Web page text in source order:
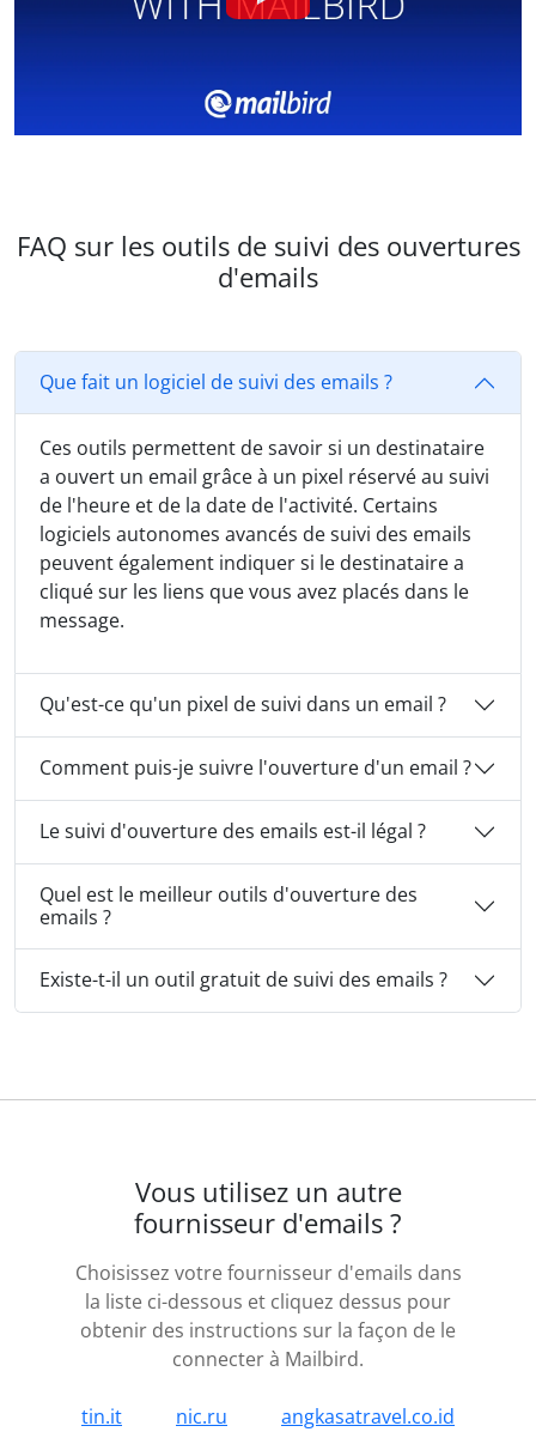
FAQ sur les outils de suivi des ouvertures
d'emails
Que fait un logiciel de suivi des emails ?
Ces outils permettent de savoir si un destinataire
a ouvert un email grâce à un pixel réservé au suivi
de l'heure et de la date de l'activité. Certains
logiciels autonomes avancés de suivi des emails
peuvent également indiquer si le destinataire a
cliqué sur les liens que vous avez placés dans le
message.
Qu'est-ce qu'un pixel de suivi dans un email ?
Comment puis-je suivre l'ouverture d'un email ?
Le suivi d'ouverture des emails est-il légal ?
Quel est le meilleur outils d'ouverture des
emails ?
Existe-t-il un outil gratuit de suivi des emails ?
Vous utilisez un autre
fournisseur d'emails ?
Choisissez votre fournisseur d'emails dans
la liste ci-dessous et cliquez dessus pour
obtenir des instructions sur la façon de le
connecter à Mailbird.
tin.it nic.ru
angkasatravel.co.id